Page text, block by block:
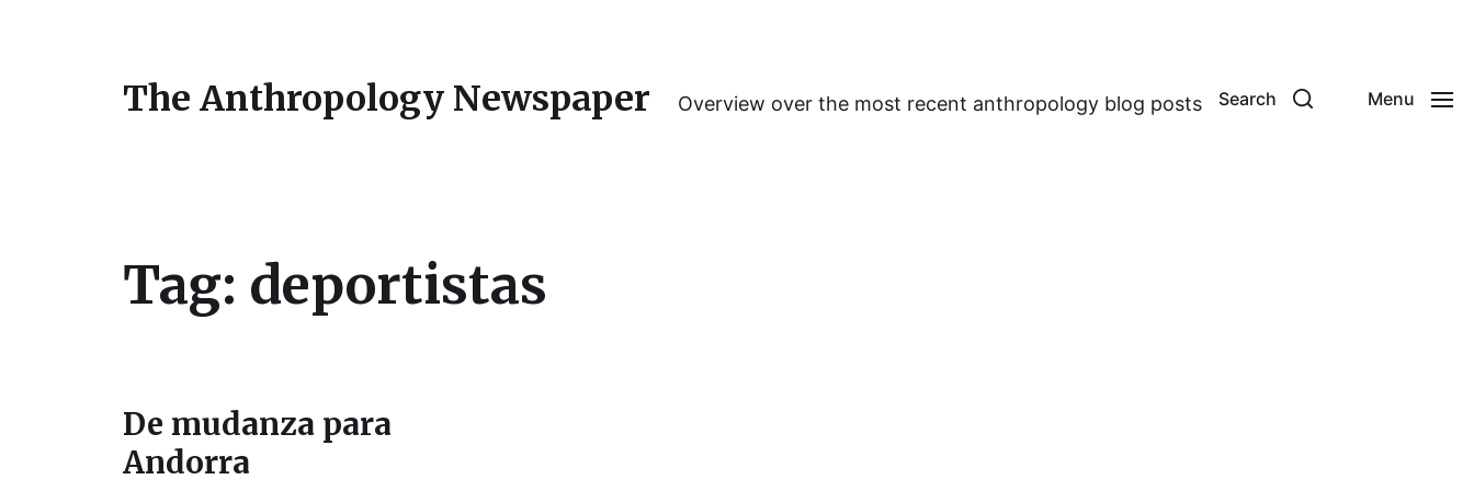
The Anthropology Newspaper Overview over the most recent anthropology blog posts Search Menu
Tag: deportistas
De mudanza para
Andorra